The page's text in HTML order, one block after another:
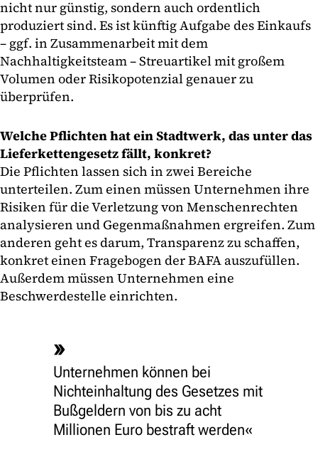
nicht nur günstig, sondern auch ordentlich
produziert sind. Es ist künftig Aufgabe des Einkaufs
– ggf. in Zusammenarbeit mit dem
Nachhaltigkeitsteam – Streuartikel mit großem
Volumen oder Risikopotenzial genauer zu
überprüfen.
Welche Pflichten hat ein Stadtwerk, das unter das
Lieferkettengesetz fällt, konkret?
Die Pflichten lassen sich in zwei Bereiche
unterteilen. Zum einen müssen Unternehmen ihre
Risiken für die Verletzung von Menschenrechten
analysieren und Gegenmaßnahmen ergreifen. Zum
anderen geht es darum, Transparenz zu schaffen,
konkret einen Fragebogen der BAFA auszufüllen.
Außerdem müssen Unternehmen eine
Beschwerdestelle einrichten.
Unternehmen können bei
Nichteinhaltung des Gesetzes mit
Bußgeldern von bis zu acht
Millionen Euro bestraft werden